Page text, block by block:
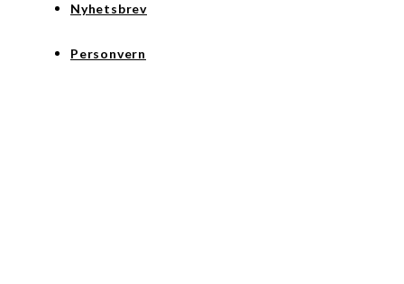
Nyhetsbrev
Personvern